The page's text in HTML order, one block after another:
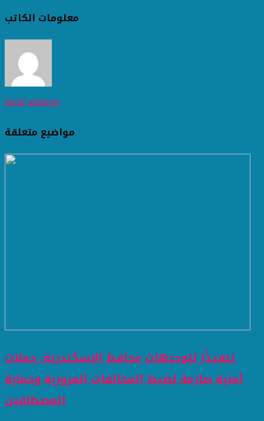
معلومات الكاتب
sherif aldairoty
مواضيع متعلقة
تنفيذًا لتوجيهات محافظ الإسكندرية: حملات
أمنية صارمة لضبط المخالفات المرورية وحماية
المصطافين